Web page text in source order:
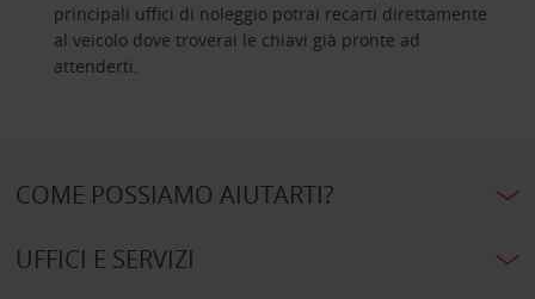
principali uffici di noleggio potrai recarti direttamente
al veicolo dove troverai le chiavi già pronte ad
attenderti.
COME POSSIAMO AIUTARTI?
UFFICI E SERVIZI